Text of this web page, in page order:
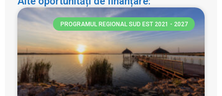
PROGRAMUL REGIONAL SUD EST 2021 - 2027